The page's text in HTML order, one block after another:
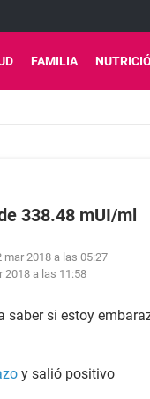
FAMILIA
338.48 mUI/ml
2018 a las 05:27
2018 a las 11:58
saber si estoy
y salió positivo